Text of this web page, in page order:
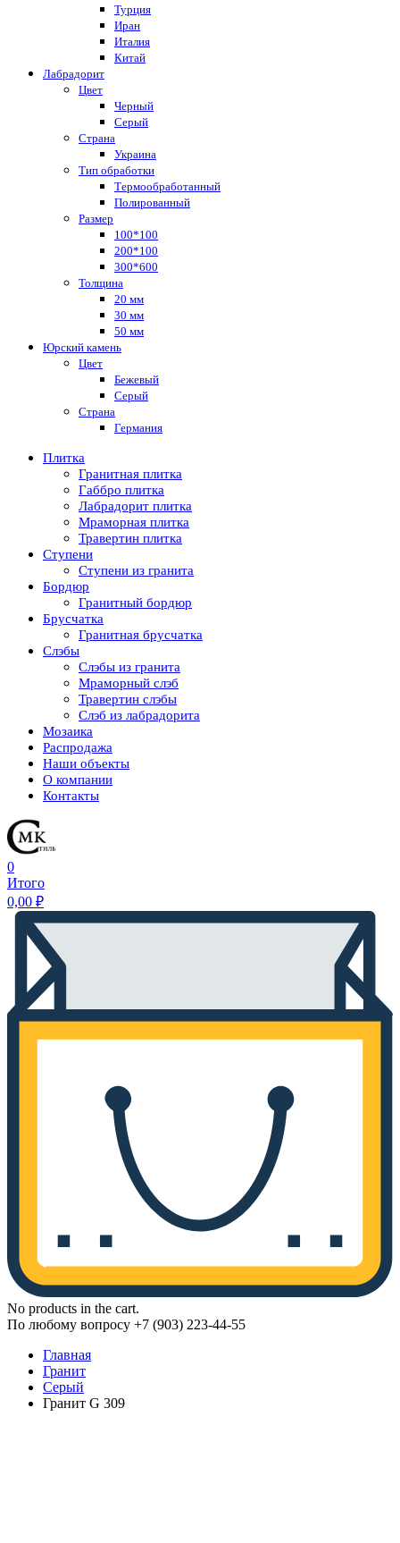
Турция
Иран
Италия
Китай
Лабрадорит
Цвет
Черный
Серый
Страна
Украина
Тип обработки
Термообработанный
Полированный
Размер
100*100
200*100
300*600
Толщина
20 мм
30 мм
50 мм
Юрский камень
Цвет
Бежевый
Серый
Страна
Германия
Плитка
Гранитная плитка
Габбро плитка
Лабрадорит плитка
Мраморная плитка
Травертин плитка
Ступени
Ступени из гранита
Бордюр
Гранитный бордюр
Брусчатка
Гранитная брусчатка
Слэбы
Слэбы из гранита
Мраморный слэб
Травертин слэбы
Слэб из лабрадорита
Мозаика
Распродажа
Наши объекты
О компании
Контакты
0
Итого
0,00 ₽
No products in the cart.
По любому вопросу +7 (903) 223-44-55
Главная
Гранит
Серый
Гранит G 309